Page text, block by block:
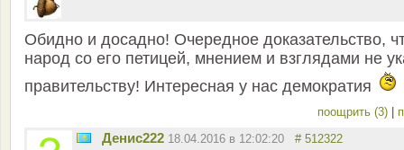
Обидно и досадно! Очередное доказательство,
народ со его петицей, мнением и взглядами не
правительству! Интересная у нас демократия
поощрить (3)
Денис222 18.04.2016 в 12:02:20 # 512322